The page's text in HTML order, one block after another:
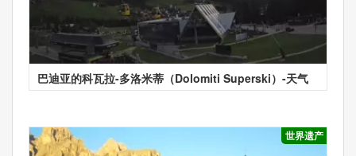
巴迪亚的科瓦拉-多洛米蒂（Dolomiti Superski）-天气
世界遗产